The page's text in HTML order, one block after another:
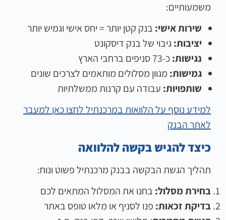
משמעותיים:
שירות אישי: בנק קטן יותר = יחס אישי וגמיש יותר
יציבות:גיבוי של בנק דיסקונט
נגישות:כ-73 סניפים ברחבי הארץ
גמישות: מגוון מסלולים מותאמים לצרכים שונים
שותפויות: עבודה עם קרנות ממשלתיות
למידע נוסף על הלוואות במרכנתיל לחצו כאן למעבר
לאתר הבנק
כיצד להגיש בקשה להלוואה
תהליך הגשת הבקשה בבנק מרכנתיל פשוט ונוח:
בחירת מסלול: בחנו את המסלול המתאים לכם
בדיקת זכאות: פנו לסניף או מלאו טופס באתר